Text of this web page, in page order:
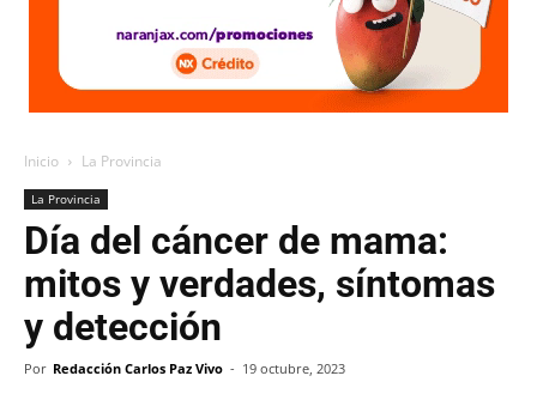
Inicio La Provincia
La Provincia
Día del cáncer de mama:
mitos y verdades, síntomas
y detección
Por Redacción Carlos Paz Vivo - 19 octubre, 2023